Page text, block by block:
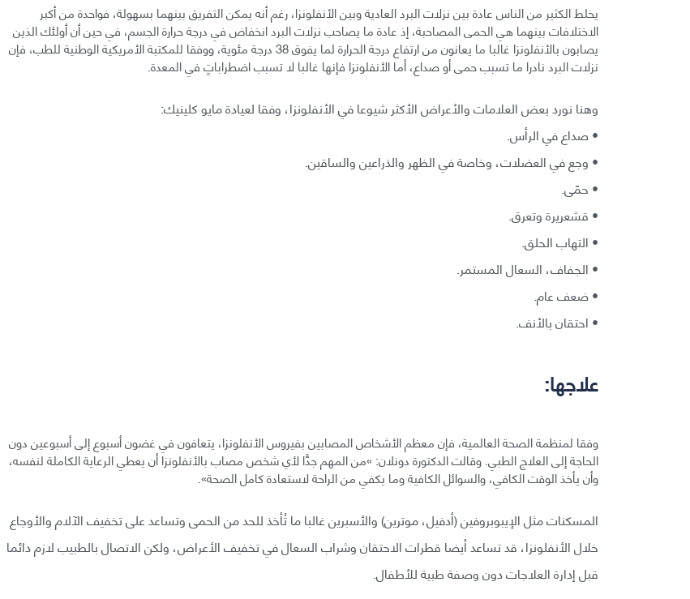
يخلط الكثير من الناس عادة بين نزلات البرد العادية وبين الأنفلونزا، رغم أنه يمكن التفريق بينهما بسهولة، فواحدة من أكبر
الاختلافات بينهما هي الحمى المصاحبة، إذ عادة ما يصاحب نزلات البرد انخفاض في درجة حرارة الجسم، في حين أن أولئك الذين
يصابون بالأنفلونزا غالبا ما يعانون من ارتفاع درجة الحرارة لما يفوق 38 درجة مئوية، ووفقا للمكتبة الأمريكية الوطنية للطب، فإن
نزلات البرد نادرا ما تسبب حمى أو صداع، أما الأنفلونزا فإنها غالبا لا تسبب اضطراباتٍ في المعدة.
وهنا نورد بعض العلامات والأعراض الأكثر شيوعا في الأنفلونزا، وفقا لعيادة مايو كلينيك:
• صداع في الرأس.
• وجع في العضلات، وخاصة في الظهر والذراعين والساقين.
• حمّى.
• قشعريرة وتعرق.
• التهاب الحلق.
• الجفاف، السعال المستمر.
• ضعف عام.
• احتقان بالأنف.
علاجها:
وفقا لمنظمة الصحة العالمية، فإن معظم الأشخاص المصابين بفيروس الأنفلونزا، يتعافون في غضون أسبوع إلى أسبوعين دون
الحاجة إلى العلاج الطبي. وقالت الدكتورة دونلان: »من المهم جدًّا لأي شخص مصاب بالأنفلونزا أن يعطي الرعاية الكاملة لنفسه،
وأن يأخذ الوقت الكافي، والسوائل الكافية وما يكفي من الراحة لاستعادة كامل الصحة».
المسكنات مثل الإيبوبروفين (أدفيل، موترين) والأسبرين غالبا ما تُأخذ للحد من الحمى وتساعد على تخفيف الآلام والأوجاع
خلال الأنفلونزا، قد تساعد أيضا قطرات الاحتقان وشراب السعال في تخفيف الأعراض، ولكن الاتصال بالطبيب لازم دائما
قبل إدارة العلاجات دون وصفة طبية للأطفال.